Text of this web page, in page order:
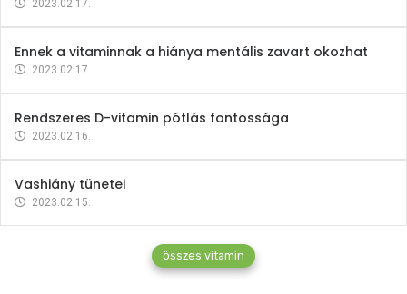
2023.02.17.
Ennek a vitaminnak a hiánya mentális zavart okozhat
2023.02.17.
Rendszeres D-vitamin pótlás fontossága
2023.02.16.
Vashiány tünetei
2023.02.15.
összes vitamin